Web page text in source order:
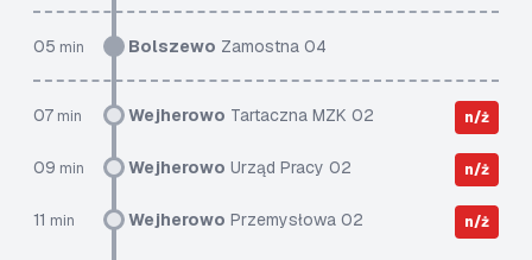
05 min Bolszewo Zamostna 04
07 min Wejherowo Tartaczna MZK 02 n/ż
09 min Wejherowo Urząd Pracy 02 n/ż
11 min Wejherowo Przemysłowa 02 n/ż